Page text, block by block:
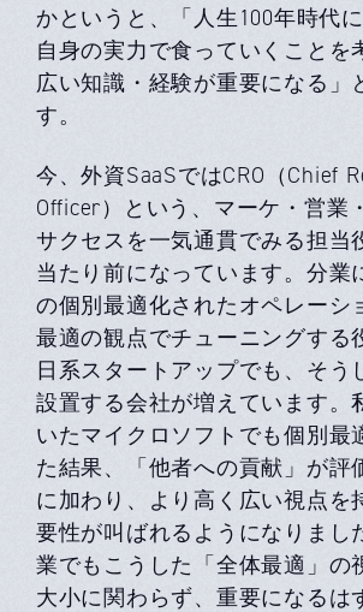
かというと、「⼈⽣100年時代に
⾃⾝の実⼒で⻝っていくことを
広い知識・経験が重要になる」
す。
今、外資SaaSではCRO（Chief
Officer）という、マーケ・営業
サクセスを⼀気通貫でみる担当
当たり前になっています。分業
の個別最適化されたオペレーシ
最適の観点でチューニングする
⽇系スタートアップでも、そう
設置する会社が増えています。
いたマイクロソフトでも個別最
た結果、「他者への貢献」が評
に加わり、より⾼く広い視点を
要性が叫ばれるようになりまし
業でもこうした「全体最適」の
⼤⼩に関わらず、重要になるは